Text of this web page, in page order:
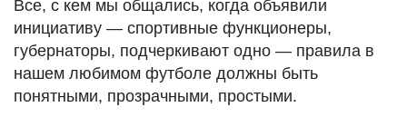
Все, с кем мы общались, когда объявили
инициативу — спортивные функционеры,
губернаторы, подчеркивают одно — правила в
нашем любимом футболе должны быть
понятными, прозрачными, простыми.